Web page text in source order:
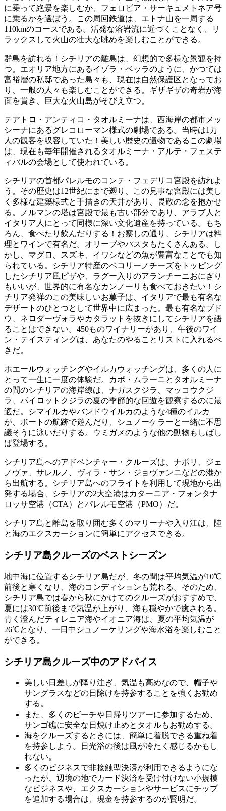
に乗って絶景を楽しむか、フェロビア・サーキュメトネア号
に乗るかを選ぼう。この周回鉄道は、エトナ山を一周する
110kmのコースである。活発な溶岩流に近づくことなく、リ
ラックスして火山の壮大な眺めを楽しむことができる。
群島を訪れる！シチリアの離島は、幻想的で多様な景観を持
つ。エオリア地方にあるイゾラ・ベッラのように、かつては
富裕層の私邸であった島々も、現在は自然保護区となってお
り、一般の人々も楽しむことができる。ギザギザの奇岩が海
面を貫き、巨大な火山島がそびえ立つ。
テアトロ・アンティコ・タオルミーナは、西海岸の都市メッ
シーナにあるグレコローマン様式の劇場である。当時は1万
人の観客を収容していた！美しい歴史の遺物であるこの劇場
は、現在も毎年開催されるタオルミーナ・アルテ・フェステ
ィバルの会場として使われている。
シチリアの首都パレルモのコンテ・フェデリコ宮殿を訪れよ
う。その歴史は12世紀にまで遡り、この見事な宮殿には美し
く多様な建築様式と手描きの天井があり、畏敬の念を抱かせ
る。ノルマンの塔は宮殿で最も古い部分であり、アラブ人と
イタリア人にとって同様に深い文化遺産を持っている。もち
ろん、食べたり飲んだりする！お察しの通り、シチリアは料
理とワインで有名だ。オリーブやパスタもたくさんある。し
かし、マグロ、スズキ、イワシなどの魚が豊富なことでも知
られている。シチリア特産のペコリーノチーズをトッピング
したシチリア風ピザや、ラグー入りのアランチーニおにぎり
もいいが、世界的に有名なカンノーリも食べておきたい！シ
チリア発祥のこの美味しいお菓子は、イタリアで最も有名な
デザートのひとつとして世界中に広まった。最も有名なブド
ウ、ネロダーヴォラやカタラットを抜きにしてシチリアを語
ることはできない。450ものワイナリーがあり、午後のワイ
ン・テイスティングは、あなたのやることリストに入れるべ
きだ。
ホエールウォッチングやイルカウォッチングは、多くの人に
とって一生に一度の体験だ。カポ・ムラーニとタオルミーナ
の間のシチリアの海岸線は、ナガスクジラ、マッコウクジ
ラ、パイロットクジラの夏の季節的な回遊を観察するのに最
適だ。シマイルカやバンドウイルカのような4種のイルカ
が、ボートの航跡で遊んだり、シュノーケラーと一緒に不思
議そうに泳いだりする。ウミガメのような他の動物もしばし
ば登場する。
シチリア島へのアドベンチャー・クルーズは、ナポリ、ジェ
ノヴァ、サレルノ、ヴィラ・サン・ジョヴァンニなどの港か
ら出航する。シチリア島へのフライトを利用して現地から出
発する場合、シチリアの2大空港はカターニア・フォンタナ
ロッサ空港（CTA）とパレルモ空港（PMO）だ。
シチリア島と離島を取り囲む多くのマリーナや入り江は、陸
と海のエクスカーションに簡単にアクセスできる。
シチリア島クルーズのベストシーズン
地中海に位置するシチリア島だが、冬の間は平均気温が10℃
前後と寒くなり、海のコンディションも荒れる。そのため、
シチリア島では春から秋にかけてのクルーズがおすすめで、
夏には30℃前後まで気温が上がり、海も穏やかで癒される。
青く澄んだティレニア海やイオニア海は、夏の平均気温が
26℃となり、一日中シュノーケリングや海水浴を楽しむこと
ができる。
シチリア島クルーズ中のアドバイス
美しい日差しが降り注ぎ、気温も高めなので、帽子や
サングラスなどの日除けを持参することを強くお勧め
する。
また、多くのビーチや日帰りツアーに参加するため、
サンゴ礁に安全な日焼け止めとタオルもお勧めする。
海をクルーズするときには、簡単に着脱できる重ね着
を持参しよう。日光浴の後は風が冷たく感じるかもし
れない。
多くのビジネスで非接触型決済が利用できるようにな
ったが、辺境の地でカード決済を受け付けない小規模
なビジネスや、エクスカーションやサービスにチップ
を追加する場合は、現金を持参するのが賢明だ。